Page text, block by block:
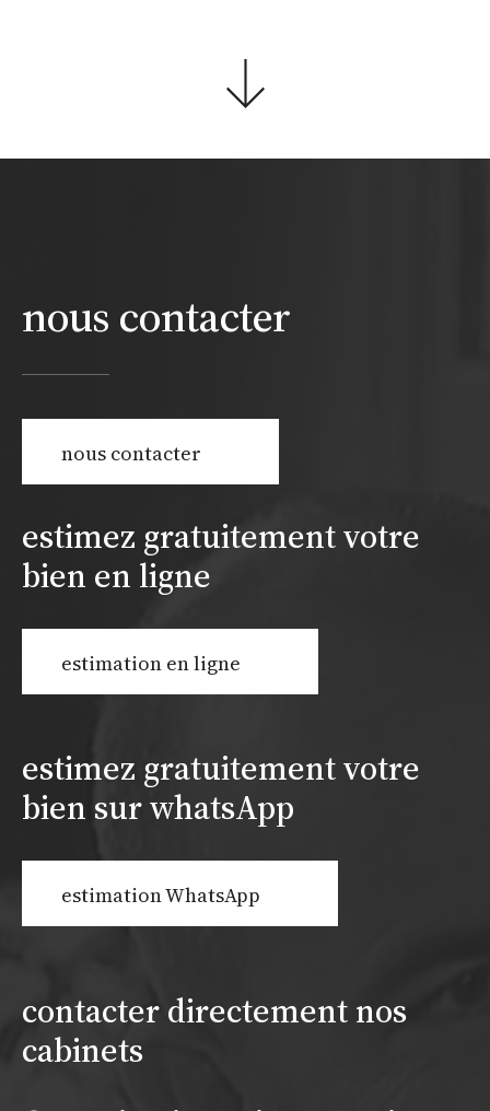
nous contacter
nous contacter
estimez gratuitement votre
bien en ligne
estimation en ligne
estimez gratuitement votre
bien sur whatsApp
estimation WhatsApp
contacter directement nos
cabinets